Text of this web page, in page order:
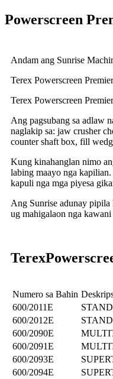
Powerscreen
Andam ang Sunrise
Terex Powerscreen
Terex Powerscreen
Ang pagsubang sa adlaw
naglakip sa: jaw crusher
counter shaft box, fill
Kung kinahanglan nimo
labing maayo nga
kapuli nga mga piyesa
Ang Sunrise adunay pipila
ug mahigalaon nga
Terex
Numero sa Bahin
600/2011E
600/2012E
600/2090E
600/2091E
600/2093E
600/2094E